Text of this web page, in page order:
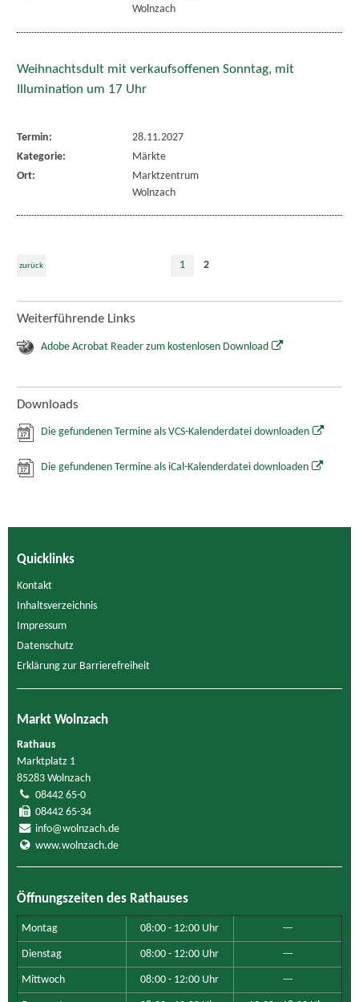
Wolnzach
Weihnachtsdult mit verkaufsoffenen Sonntag, mit
Illumination um 17 Uhr
Termin:
28.11.2027
Kategorie:
Märkte
Ort:
Marktzentrum
Wolnzach
zurück 1 2
Weiterführende Links
Adobe Acrobat Reader zum kostenlosen Download
Downloads
Die gefundenen Termine als VCS-Kalenderdatei downloaden
Die gefundenen Termine als iCal-Kalenderdatei downloaden
Quicklinks
Kontakt
Inhaltsverzeichnis
Impressum
Datenschutz
Erklärung zur Barrierefreiheit
Markt Wolnzach
Rathaus
Marktplatz 1
85283 Wolnzach
08442 65-0
08442 65-34
info@wolnzach.de
www.wolnzach.de
Öffnungszeiten des Rathauses
Montag 08:00 - 12:00 Uhr ---
Dienstag 08:00 - 12:00 Uhr ---
Mittwoch 08:00 - 12:00 Uhr ---